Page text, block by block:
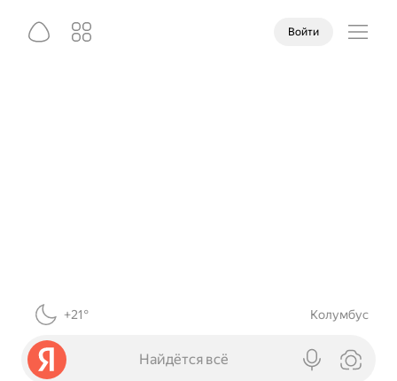
Войти
+21° Колумбус
Найдётся всё